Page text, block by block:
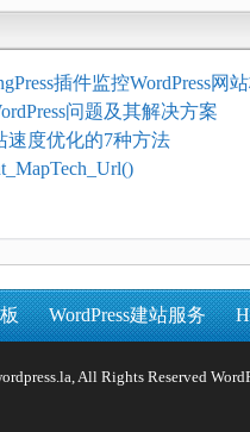
插件监控WordPress网
）
问题及其解决方案
速度优化的7种方法
WordPress建站服务
All Rights Reserved